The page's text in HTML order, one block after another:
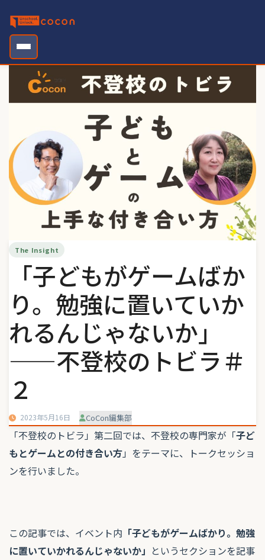
content
The Insight
「子どもがゲームばか
り。勉強に置いていか
れるんじゃないか」
——不登校のトビラ＃
２
2023年5月16日 CoCon編集部
「不登校のトビラ」第二回では、不登校の専門家が「子ど
もとゲームとの付き合い方」をテーマに、トークセッショ
ンを行いました。
この記事では、イベント内 「子どもがゲームばかり。勉強
に置いていかれるんじゃないか」 というセクションを記事